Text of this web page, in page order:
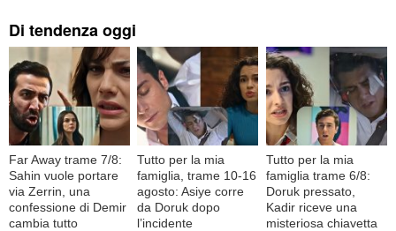
Di tendenza oggi
Far Away trame 7/8:
Sahin vuole portare
via Zerrin, una
confessione di Demir
cambia tutto
Tutto per la mia
famiglia, trame 10-16
agosto: Asiye corre
da Doruk dopo
l’incidente
Tutto per la mia
famiglia trame 6/8:
Doruk pressato,
Kadir riceve una
misteriosa chiavetta